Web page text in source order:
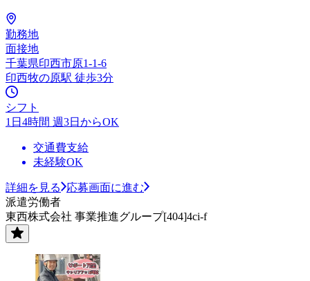
勤務地
面接地
千葉県印西市原1-1-6
印西牧の原駅 徒歩3分
シフト
1日4時間 週3日からOK
交通費支給
未経験OK
詳細を見る
応募画面に進む
派遣労働者
東西株式会社 事業推進グループ[404]4ci-f